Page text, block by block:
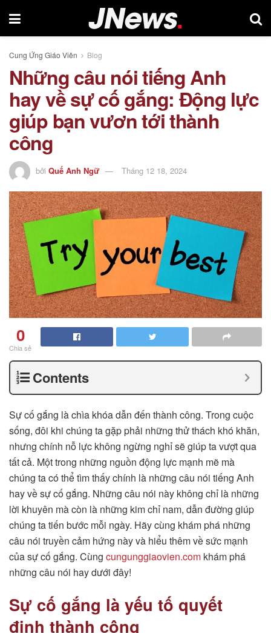
Cung Ứng Giáo Viên Blog
Những câu nói tiếng Anh
hay về sự cố gắng: Động lực
giúp bạn vươn tới thành
công
bởi Quế Anh Ngữ Tháng 12 18, 2024
0
Chia sẻ
Contents
Sự cố gắng là chìa khóa dẫn đến thành công. Trong cuộc
sống, đôi khi chúng ta gặp phải những thử thách khó khăn,
nhưng chính nỗ lực không ngừng nghỉ sẽ giúp ta vượt qua
tất cả. Một trong những nguồn động lực mạnh mẽ mà
chúng ta có thể tìm thấy chính là những câu nói tiếng Anh
hay về sự cố gắng. Những câu nói này không chỉ là những
lời khuyên mà còn là những kim chỉ nam, dẫn đường giúp
chúng ta tiến bước mỗi ngày. Hãy cùng khám phá những
câu nói truyền cảm hứng này và hiểu thêm về sức mạnh
của sự cố gắng. Cùng cungunggiaovien.com khám phá
những câu nói hay dưới đây!
Sự cố gắng là yếu tố quyết
định thành công